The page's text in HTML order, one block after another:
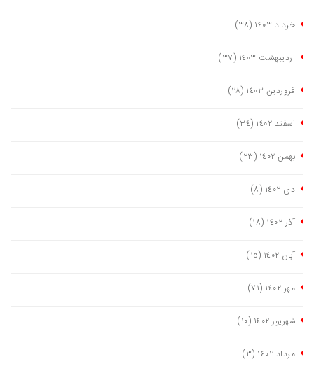
خرداد ١٤٠٣ (٣٨)
اردیبهشت ١٤٠٣ (٣٧)
فروردین ١٤٠٣ (٢٨)
اسفند ١٤٠٢ (٣٤)
بهمن ١٤٠٢ (٢٣)
دی ١٤٠٢ (٨)
آذر ١٤٠٢ (١٨)
آبان ١٤٠٢ (١٥)
مهر ١٤٠٢ (٧١)
شهریور ١٤٠٢ (١٠)
مرداد ١٤٠٢ (٣)